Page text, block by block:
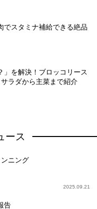
でスタミナ補給できる絶品
」を解決！ブロッコリース
ラダから主菜まで紹介
ース
ニング
2025.09.21
告